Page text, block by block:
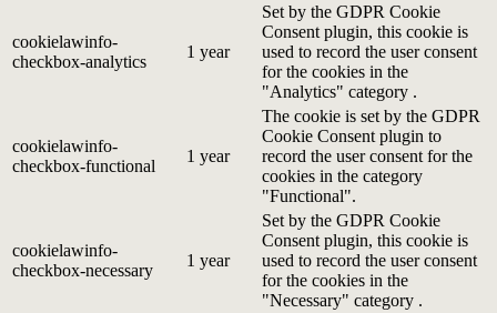
cookielawinfo-
checkbox-analytics
1 year
Set by the GDPR Cookie
Consent plugin, this cookie is
used to record the user consent
for the cookies in the
"Analytics" category .
cookielawinfo-
checkbox-functional
1 year
The cookie is set by the GDPR
Cookie Consent plugin to
record the user consent for the
cookies in the category
"Functional".
cookielawinfo-
checkbox-necessary
1 year
Set by the GDPR Cookie
Consent plugin, this cookie is
used to record the user consent
for the cookies in the
"Necessary" category .